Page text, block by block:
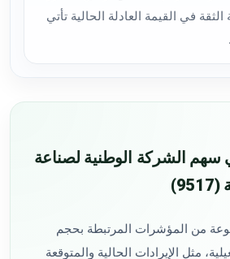
الثقة في القيمة العادلة الحالية تأتي
سهم الشركة الوطنية لصناعة
من المؤشرات المرتبطة بحجم
مثل الإيرادات الحالية والمتوقعة